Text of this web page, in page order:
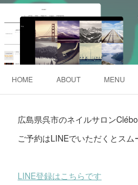
HOME ABOUT MENU
広島県呉市のネイルサロン
ご予約はLINEでいただくとス
LINE登録はこちらです